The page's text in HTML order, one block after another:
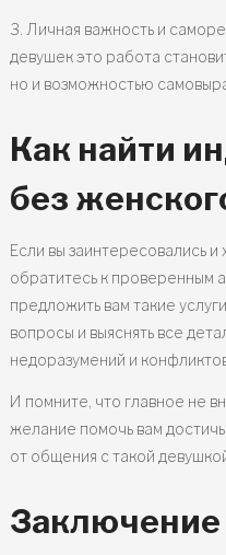
3. Личная важность и
девушек это работа
но и возможностью
Как найти
без
Если вы заинтересовались и
обратитесь к проверенным
предложить вам такие
вопросы и выяснять все
недоразумений и
И помните, что главное не
желание помочь вам
от общения с такой
Заключение